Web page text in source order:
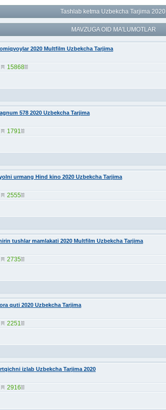
Tashlab ketma Uzbekcha Tarjima 2020
MAVZUGA OID MA'LUMOTLAR
2020 Multfilm Uzbekcha Tarjima
15868
578 2020 Uzbekcha Tarjima
1791
urmang Hind kino 2020 Uzbekcha Tarjima
2555
tushlar mamlakati 2020 Multfilm Uzbekcha Tarjima
2735
quti 2020 Uzbekcha Tarjima
2251
izlab Uzbekcha Tarjima 2020
2916